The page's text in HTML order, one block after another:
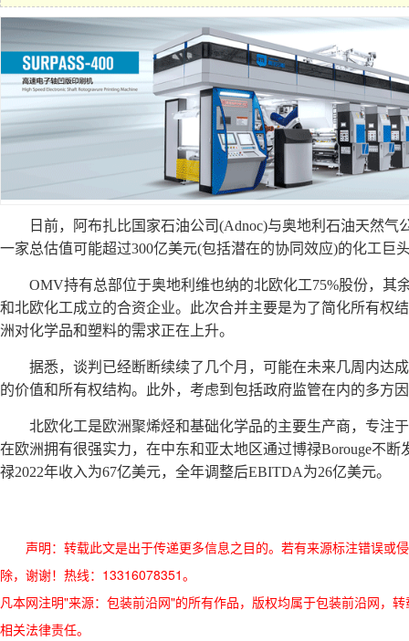
日前，阿布扎比国家石油公司(Adnoc)与奥地利石油天然气
一家总估值可能超过300亿美元(包括潜在的协同效应)的化工巨
OMV持有总部位于奥地利维也纳的北欧化工75%股份，
和北欧化工成立的合资企业。此次合并主要是为了简化所有权
洲对化学品和塑料的需求正在上升。
据悉，谈判已经断断续续了几个月，可能在未来几周内达
的价值和所有权结构。此外，考虑到包括政府监管在内的多方
北欧化工是欧洲聚烯烃和基础化学品的主要生产商，专注
在欧洲拥有很强实力，在中东和亚太地区通过博禄Borouge不
禄2022年收入为67亿美元，全年调整后EBITDA为26亿美元。
声明：转载此文是出于传递更多信息之目的。若有来源标注错误或
除，谢谢！热线：13316078351。
凡本网注明"来源：包装前沿网"的所有作品，版权均属于包装前沿网，
相关法律责任。